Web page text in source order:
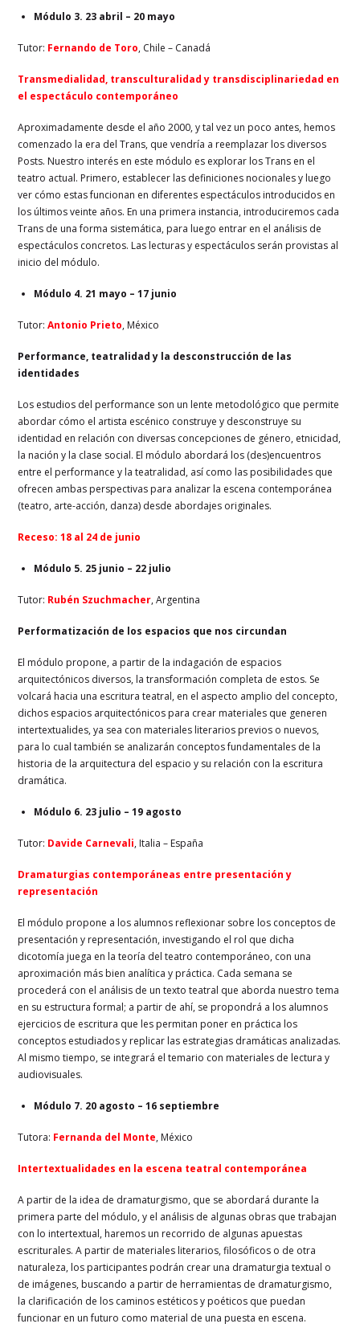
Módulo 3. 23 abril – 20 mayo
Tutor: Fernando de Toro, Chile – Canadá
Transmedialidad, transculturalidad y transdisciplinariedad en
el espectáculo contemporáneo
Aproximadamente desde el año 2000, y tal vez un poco antes, hemos
comenzado la era del Trans, que vendría a reemplazar los diversos
Posts. Nuestro interés en este módulo es explorar los Trans en el
teatro actual. Primero, establecer las definiciones nocionales y luego
ver cómo estas funcionan en diferentes espectáculos introducidos en
los últimos veinte años. En una primera instancia, introduciremos cada
Trans de una forma sistemática, para luego entrar en el análisis de
espectáculos concretos. Las lecturas y espectáculos serán provistas al
inicio del módulo.
Módulo 4. 21 mayo – 17 junio
Tutor:Antonio Prieto, México
Performance, teatralidad y la desconstrucción de las
identidades
Los estudios del performance son un lente metodológico que permite
abordar cómo el artista escénico construye y desconstruye su
identidad en relación con diversas concepciones de género, etnicidad,
la nación y la clase social. El módulo abordará los (des)encuentros
entre el performance y la teatralidad, así como las posibilidades que
ofrecen ambas perspectivas para analizar la escena contemporánea
(teatro, arte-acción, danza) desde abordajes originales.
Receso: 18 al 24 de junio
Módulo 5. 25 junio – 22 julio
Tutor: Rubén Szuchmacher, Argentina
Performatización de los espacios que nos circundan
El módulo propone, a partir de la indagación de espacios
arquitectónicos diversos, la transformación completa de estos. Se
volcará hacia una escritura teatral, en el aspecto amplio del concepto,
dichos espacios arquitectónicos para crear materiales que generen
intertextualides, ya sea con materiales literarios previos o nuevos,
para lo cual también se analizarán conceptos fundamentales de la
historia de la arquitectura del espacio y su relación con la escritura
dramática.
Módulo 6. 23 julio – 19 agosto
Tutor: Davide Carnevali, Italia – España
Dramaturgias contemporáneas entre presentación y
representación
El módulo propone a los alumnos reflexionar sobre los conceptos de
presentación y representación, investigando el rol que dicha
dicotomía juega en la teoría del teatro contemporáneo, con una
aproximación más bien analítica y práctica. Cada semana se
procederá con el análisis de un texto teatral que aborda nuestro tema
en su estructura formal; a partir de ahí, se propondrá a los alumnos
ejercicios de escritura que les permitan poner en práctica los
conceptos estudiados y replicar las estrategias dramáticas analizadas.
Al mismo tiempo, se integrará el temario con materiales de lectura y
audiovisuales.
Módulo 7. 20 agosto – 16 septiembre
Tutora: Fernanda del Monte, México
Intertextualidades en la escena teatral contemporánea
A partir de la idea de dramaturgismo, que se abordará durante la
primera parte del módulo, y el análisis de algunas obras que trabajan
con lo intertextual, haremos un recorrido de algunas apuestas
escriturales. A partir de materiales literarios, filosóficos o de otra
naturaleza, los participantes podrán crear una dramaturgia textual o
de imágenes, buscando a partir de herramientas de dramaturgismo,
la clarificación de los caminos estéticos y poéticos que puedan
funcionar en un futuro como material de una puesta en escena.